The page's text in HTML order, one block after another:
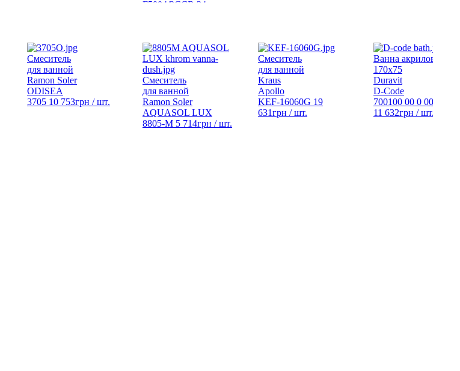
F5004/2CCR 34
Смеситель
для ванной
Ramon Soler
ODISEA
3705 10 753грн / шт.
Смеситель
для ванной
Ramon Soler
AQUASOL LUX
8805-M 5 714грн / шт.
Смеситель
для ванной
Kraus
Apollo
KEF-16060G 19
631грн / шт.
Ванна акриловая
170х75
Duravit
D-Code
700100 00 0 00 0000
11 632грн / шт.